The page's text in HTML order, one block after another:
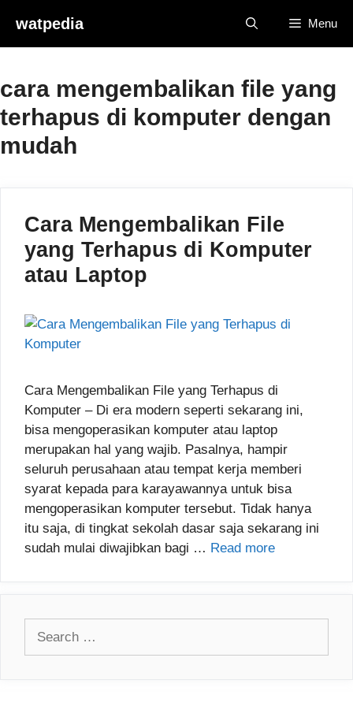
content
watpedia Menu
cara mengembalikan file yang
terhapus di komputer dengan
mudah
Cara Mengembalikan File
yang Terhapus di Komputer
atau Laptop
Cara Mengembalikan File yang Terhapus di
Komputer – Di era modern seperti sekarang ini,
bisa mengoperasikan komputer atau laptop
merupakan hal yang wajib. Pasalnya, hampir
seluruh perusahaan atau tempat kerja memberi
syarat kepada para karayawannya untuk bisa
mengoperasikan komputer tersebut. Tidak hanya
itu saja, di tingkat sekolah dasar saja sekarang ini
sudah mulai diwajibkan bagi … Read more